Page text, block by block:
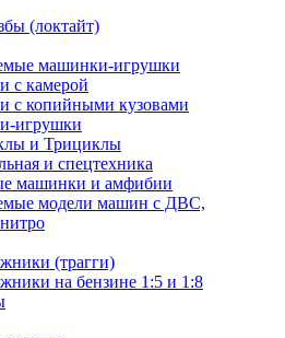
(локтайт)
машинки-игрушки
с камерой
с копийными кузовами
игрушки
и Трициклы
и спецтехника
машинки и амфибии
модели машин с ДВС,
(трагги)
на бензине 1:5 и 1:8